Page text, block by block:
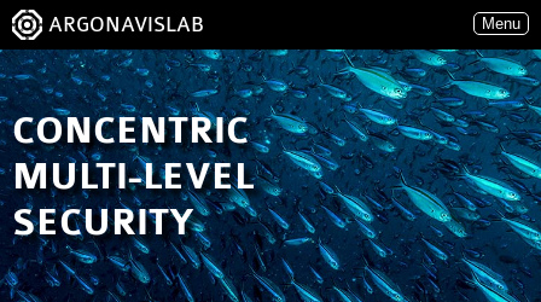
ARGONAVISLAB Menu
CONCENTRIC
MULTI-LEVEL
SECURITY